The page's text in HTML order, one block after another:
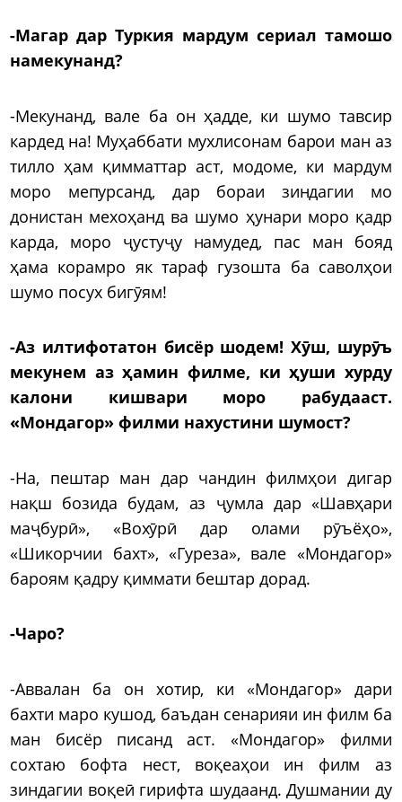
-Магар дар Туркия мардум сериал тамошо
намекунанд?
-Мекунанд, вале ба он ҳадде, ки шумо тавсир
кардед на! Муҳаббати мухлисонам барои ман аз
тилло ҳам қимматтар аст, модоме, ки мардум
моро мепурсанд, дар бораи зиндагии мо
донистан мехоҳанд ва шумо ҳунари моро қадр
карда, моро ҷустуҷу намудед, пас ман бояд
ҳама корамро як тараф гузошта ба саволҳои
шумо посух бигӯям!
-Аз илтифотатон бисёр шодем! Хӯш, шурӯъ
мекунем аз ҳамин филме, ки ҳуши хурду
калони кишвари моро рабудааст.
«Мондагор» филми нахустини шумост?
-На, пештар ман дар чандин филмҳои дигар
нақш бозида будам, аз ҷумла дар «Шавҳари
маҷбурӣ», «Вохӯрӣ дар олами рӯъёҳо»,
«Шикорчии бахт», «Гуреза», вале «Мондагор»
бароям қадру қиммати бештар дорад.
-Чаро?
-Аввалан ба он хотир, ки «Мондагор» дари
бахти маро кушод, баъдан сенарияи ин филм ба
ман бисёр писанд аст. «Мондагор» филми
сохтаю бофта нест, воқеаҳои ин филм аз
зиндагии воқеӣ гирифта шудаанд. Душмании ду